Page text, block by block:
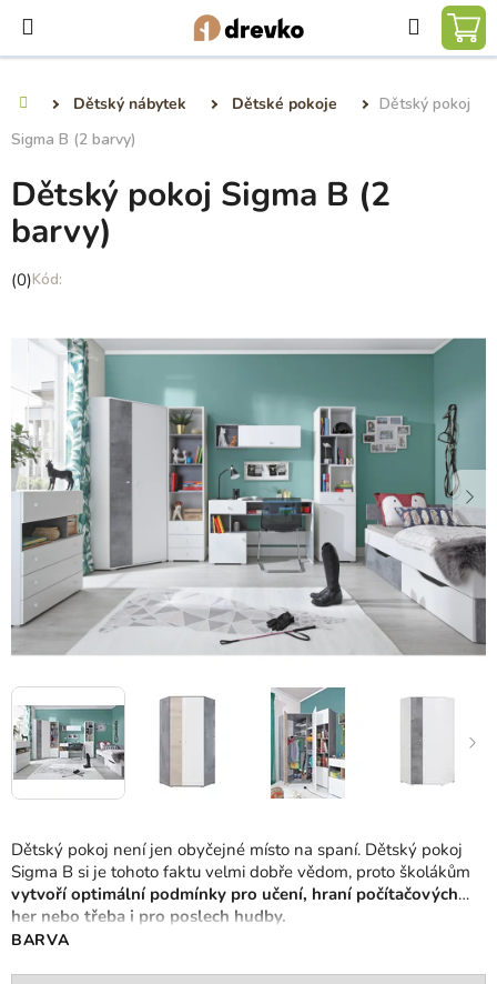
obsah
Hledat
Dětský nábytek Dětské pokoje
Dětský pokoj
Sigma B (2 barvy)
Dětský pokoj není jen obyčejné místo na spaní. Dětský pokoj
Sigma B si je tohoto faktu velmi dobře vědom, proto školákům
vytvoří optimální podmínky pro učení, hraní počítačových
her nebo třeba i pro poslech hudby.
BARVA
Dětský pokoj Sigma B (2
barvy)
Průměrné
z
hvězdiček.
(0)